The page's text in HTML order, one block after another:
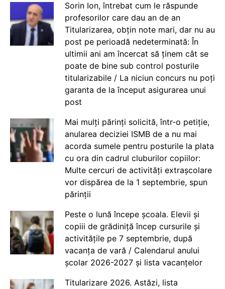
Sorin Ion, întrebat cum le răspunde
profesorilor care dau an de an
Titularizarea, obțin note mari, dar nu au
post pe perioadă nedeterminată: În
ultimii ani am încercat să ținem cât se
poate de bine sub control posturile
titularizabile / La niciun concurs nu poți
garanta de la început asigurarea unui
post
Mai mulți părinți solicită, într-o petiție,
anularea deciziei ISMB de a nu mai
acorda sumele pentru posturile la plata
cu ora din cadrul cluburilor copiilor:
Multe cercuri de activități extrașcolare
vor dispărea de la 1 septembrie, spun
părinții
Peste o lună începe școala. Elevii și
copiii de grădiniță încep cursurile și
activitățile pe 7 septembrie, după
vacanța de vară / Calendarul anului
școlar 2026-2027 și lista vacanțelor
Titularizare 2026. Astăzi, lista